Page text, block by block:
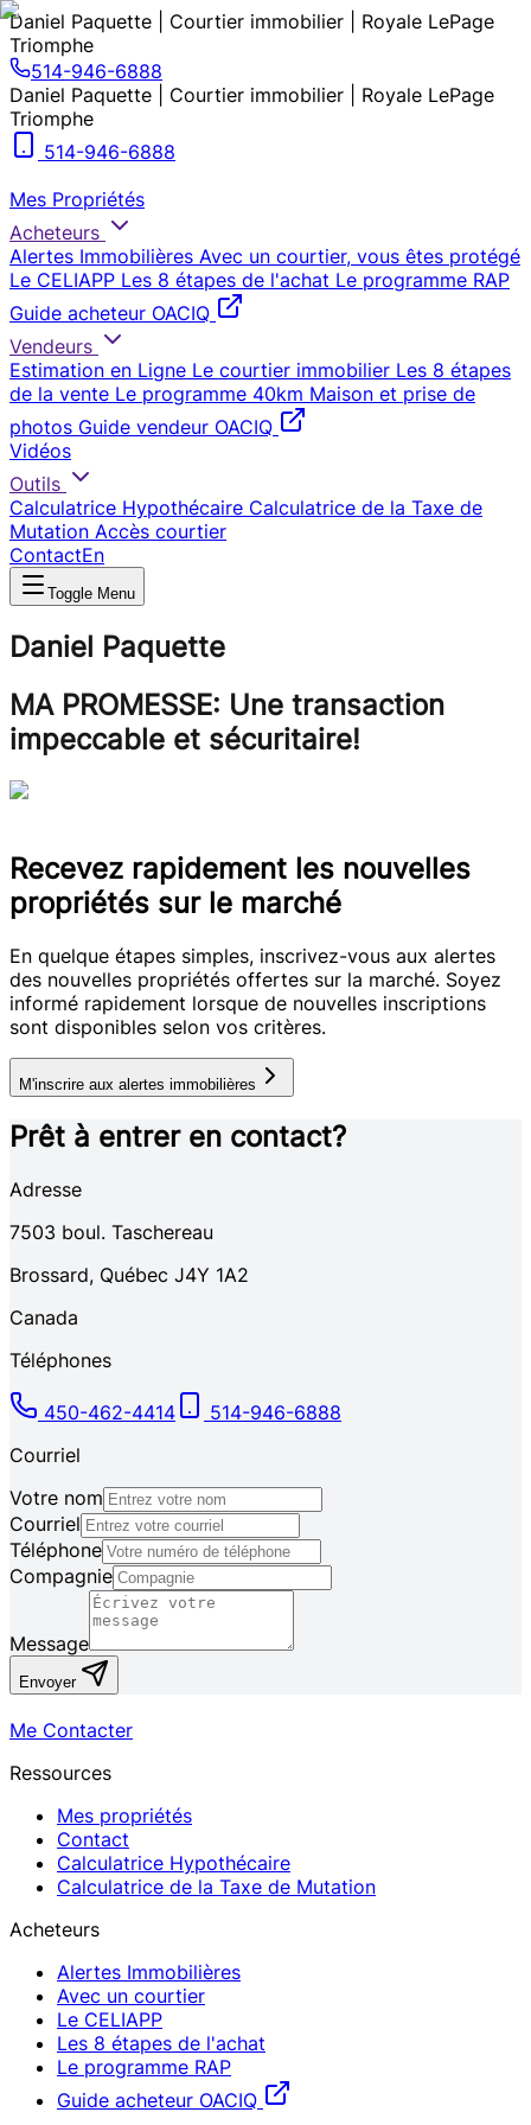
Daniel Paquette | Courtier immobilier | Royale LePage
Triomphe
514-946-6888
Daniel Paquette | Courtier immobilier | Royale LePage
Triomphe
514-946-6888
Mes Propriétés
Acheteurs
Alertes Immobilières Avec un courtier, vous êtes protégé
Le CELIAPP Les 8 étapes de l'achat Le programme RAP
Guide acheteur OACIQ
Vendeurs
Estimation en Ligne Le courtier immobilier Les 8 étapes
de la vente Le programme 40km Maison et prise de
photos Guide vendeur OACIQ
Vidéos
Outils
Calculatrice Hypothécaire Calculatrice de la Taxe de
Mutation Accès courtier
ContactEn
Toggle Menu
Daniel Paquette
MA PROMESSE: Une transaction
impeccable et sécuritaire!
Recevez rapidement les nouvelles
propriétés sur le marché
En quelque étapes simples, inscrivez-vous aux alertes
des nouvelles propriétés offertes sur la marché. Soyez
informé rapidement lorsque de nouvelles inscriptions
sont disponibles selon vos critères.
M'inscrire aux alertes immobilières
Prêt à entrer en contact?
Adresse
7503 boul. Taschereau
Brossard, Québec J4Y 1A2
Canada
Téléphones
450-462-4414
514-946-6888
Courriel
Votre nom
Courriel
Téléphone
Compagnie
Message
Envoyer
Me Contacter
Ressources
Mes propriétés
Contact
Calculatrice Hypothécaire
Calculatrice de la Taxe de Mutation
Acheteurs
Alertes Immobilières
Avec un courtier
Le CELIAPP
Les 8 étapes de l'achat
Le programme RAP
Guide acheteur OACIQ